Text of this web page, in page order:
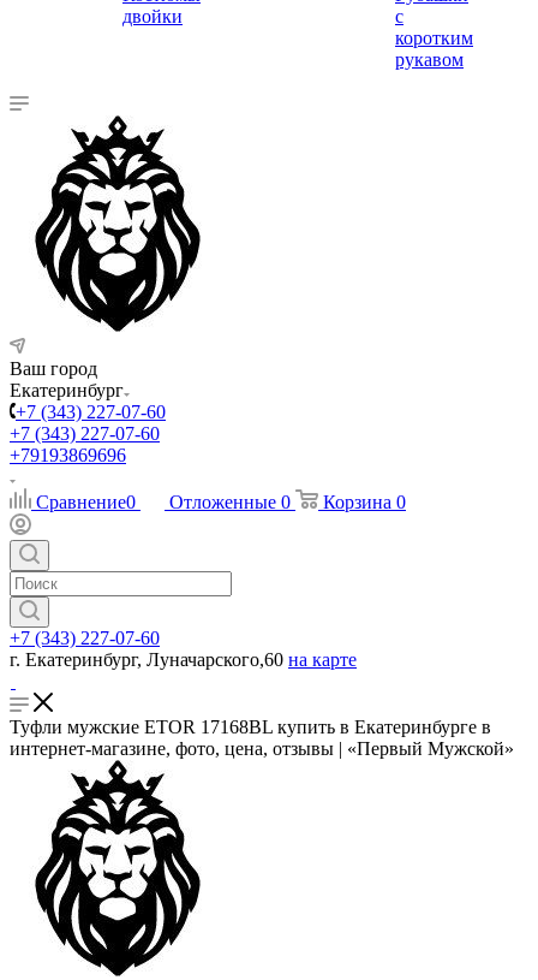
двойки
с
коротким
рукавом
Ваш город
Екатеринбург
+7 (343) 227-07-60
+7 (343) 227-07-60
+79193869696
Сравнение0 Отложенные 0 Корзина 0
+7 (343) 227-07-60
г. Екатеринбург, Луначарского,60 на карте
Туфли мужские ETOR 17168BL купить в Екатеринбурге в
интернет-магазине, фото, цена, отзывы | «Первый Мужской»